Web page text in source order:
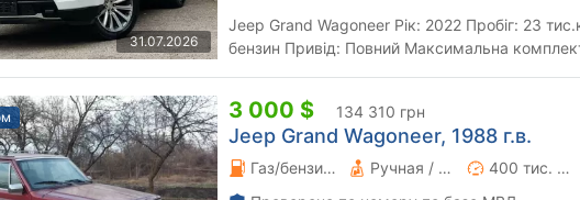
31.07.2026
Jeep Grand Wagoneer Рік: 2022 Пробіг: 23 тис.км. Двигун: 3.0
бензин Привід: Повний Максимальна комплектація: - Двигун
3 000 $ 134 310 грн
Jeep Grand Wagoneer, 1988 г.в.
Газ/бензин 2.1 л. Ручная / Механика 400 тис. км